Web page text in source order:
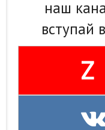
наш
вступай
Z